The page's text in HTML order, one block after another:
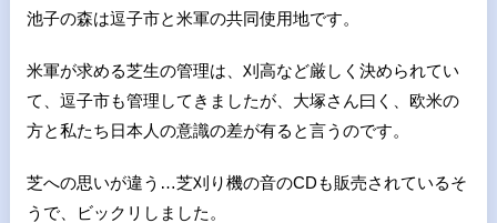
池子の森は逗子市と米軍の共同使用地です。
米軍が求める芝生の管理は、刈高など厳しく決められてい
て、逗子市も管理してきましたが、大塚さん曰く、欧米の
方と私たち日本人の意識の差が有ると言うのです。
芝への思いが違う…芝刈り機の音のCDも販売されているそ
うで、ビックリしました。